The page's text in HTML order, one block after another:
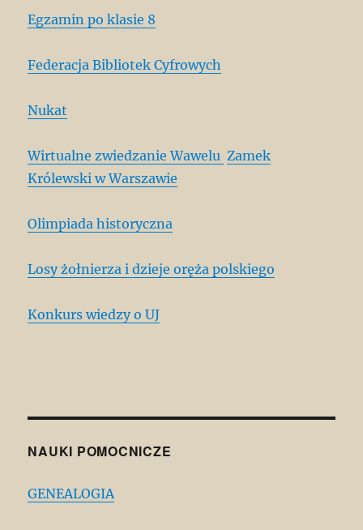
Egzamin po klasie 8
Federacja Bibliotek Cyfrowych
Nukat
Wirtualne zwiedzanie Wawelu Zamek
Królewski w Warszawie
Olimpiada historyczna
Losy żołnierza i dzieje oręża polskiego
Konkurs wiedzy o UJ
NAUKI POMOCNICZE
GENEALOGIA